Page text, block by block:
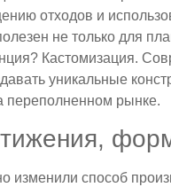
отходов и
не только для
Кастомизация.
уникальные
переполненном рынке.
изменили способ